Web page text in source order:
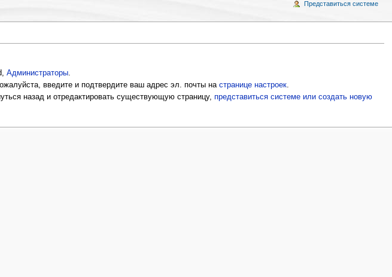
Администраторы.
введите и подтвердите ваш адрес эл. почты на странице настроек.
назад и отредактировать существующую страницу, представиться системе или создать новую
Представиться системе